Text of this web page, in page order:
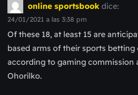
online sportsbook dice:
24/01/2021 a las 3:38 pm
Of these 18, at least 15 are
based arms of their sports betting
according to gaming commission
Ohorilko.